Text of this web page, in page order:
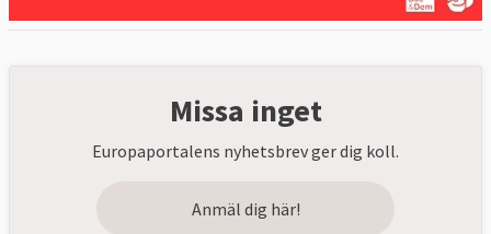
Missa inget
Europaportalens nyhetsbrev ger dig koll.
Anmäl dig här!